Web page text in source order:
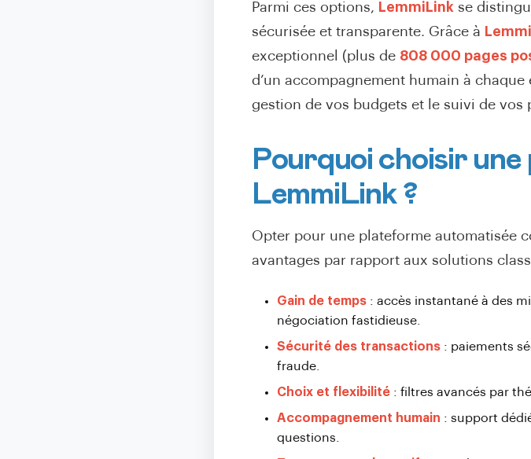
Parmi ces options, LemmiLink se
sécurisée et transparente. Grâce à
exceptionnel (plus de 808 000 pages
d’un accompagnement humain à
gestion de vos budgets et le suivi de vos
Pourquoi choisir
LemmiLink ?
Opter pour une plateforme automatisée
avantages par rapport aux solutions
Gain de temps : accès instantané à des
négociation fastidieuse.
Sécurité des transactions : paiements
fraude.
Choix et flexibilité : filtres avancés par
Accompagnement humain : support
questions.